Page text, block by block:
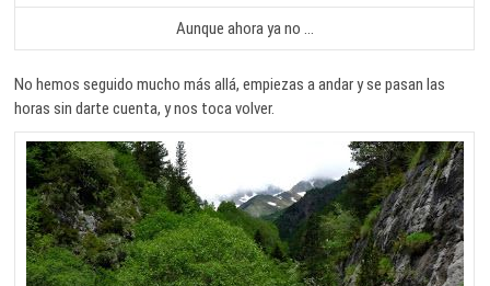
Aunque ahora ya no …
No hemos seguido mucho más allá, empiezas a andar y se pasan las
horas sin darte cuenta, y nos toca volver.